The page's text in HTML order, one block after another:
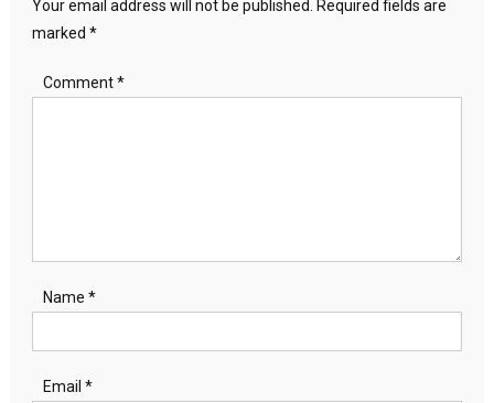
Your email address will not be published.
Required fields are
marked *
Comment*
Name *
Email *